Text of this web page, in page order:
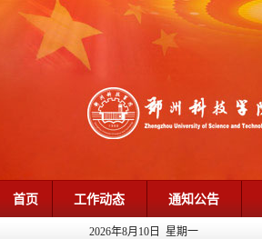
首页 工作动态 通知公告
2026年8月10日 星期一